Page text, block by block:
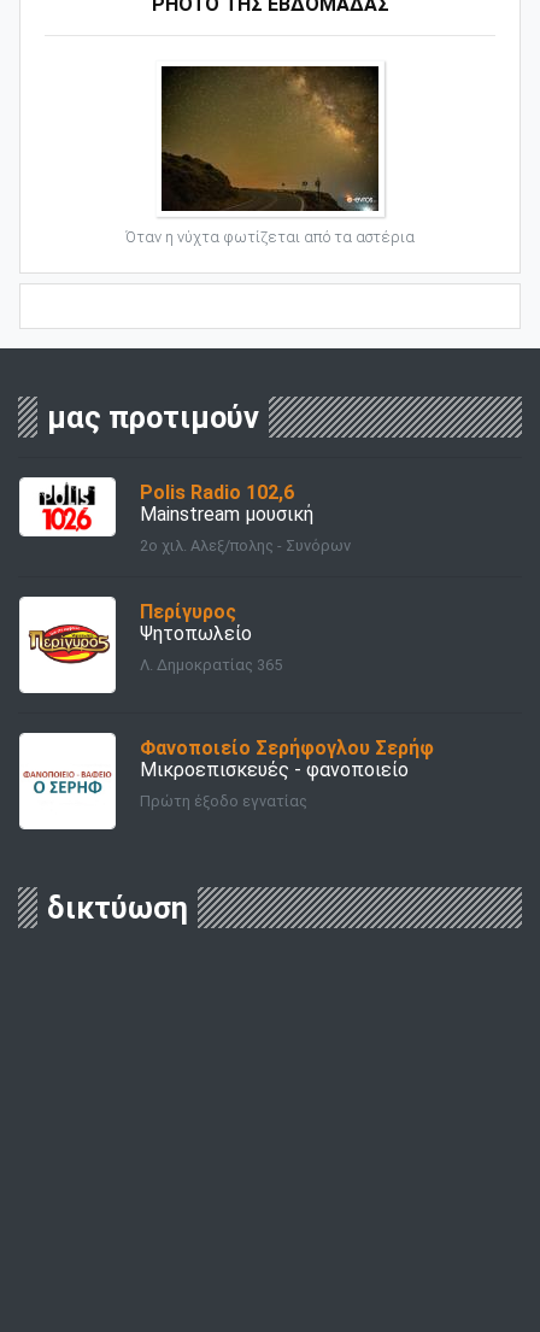
PHOTO ΤΗΣ ΕΒΔΟΜΑΔΑΣ
Όταν η νύχτα φωτίζεται από τα αστέρια
μας προτιμούν
Polis Radio 102,6
Mainstream μουσική
2ο χιλ. Αλεξ/πολης - Συνόρων
Περίγυρος
Ψητοπωλείο
Λ. Δημοκρατίας 365
Φανοποιείο Σερήφογλου Σερήφ
Μικροεπισκευές - φανοποιείο
Πρώτη έξοδο εγνατίας
δικτύωση